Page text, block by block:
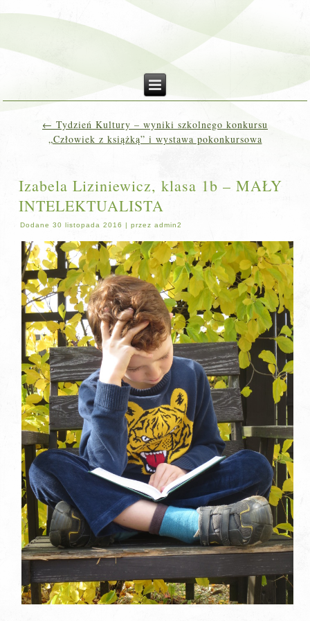
← Tydzień Kultury – wyniki szkolnego konkursu
„Człowiek z książką” i wystawa pokonkursowa
Izabela Liziniewicz, klasa 1b – MAŁY
INTELEKTUALISTA
Dodane 30 listopada 2016 |przez admin2